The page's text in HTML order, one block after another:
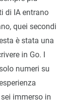
di IA entrano
quei secondi
è stata una
in Go. I
numeri su
immerso in